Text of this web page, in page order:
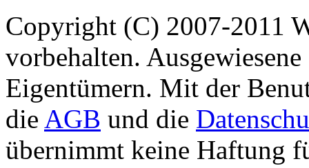
Copyright (C) 2007-2011
vorbehalten.
Eigentümern. Mit der
die AGB und die
übernimmt keine Haftung